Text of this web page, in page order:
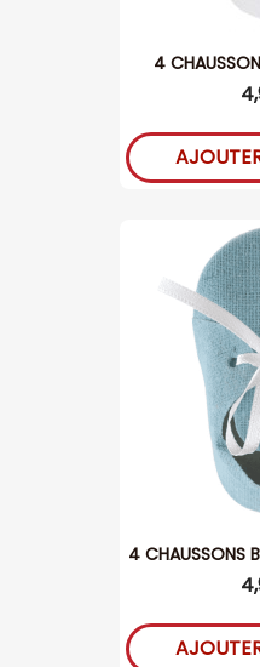
4
4 CHAUSSONS